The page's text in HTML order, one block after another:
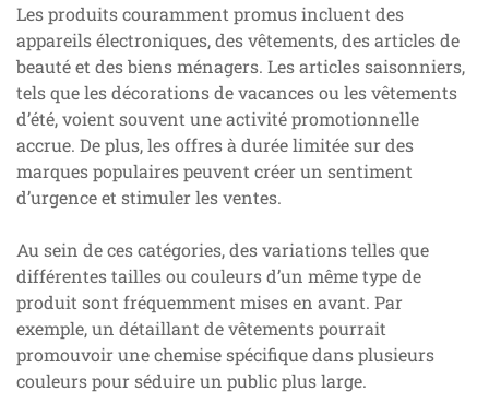
Les produits couramment promus incluent des
appareils électroniques, des vêtements, des articles de
beauté et des biens ménagers. Les articles saisonniers,
tels que les décorations de vacances ou les vêtements
d’été, voient souvent une activité promotionnelle
accrue. De plus, les offres à durée limitée sur des
marques populaires peuvent créer un sentiment
d’urgence et stimuler les ventes.
Au sein de ces catégories, des variations telles que
différentes tailles ou couleurs d’un même type de
produit sont fréquemment mises en avant. Par
exemple, un détaillant de vêtements pourrait
promouvoir une chemise spécifique dans plusieurs
couleurs pour séduire un public plus large.